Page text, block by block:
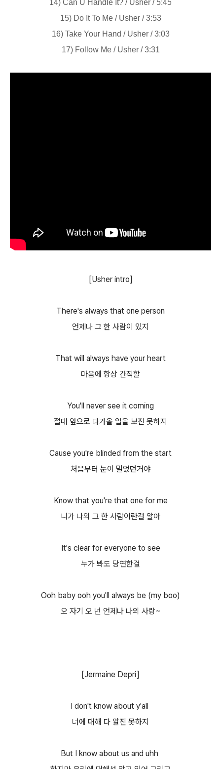
14) Can U Handle It? / Usher / 5:45
15) Do It To Me / Usher / 3:53
16) Take Your Hand / Usher / 3:03
17) Follow Me / Usher / 3:31
[Usher intro]
There's always that one person
언제나 그 한 사람이 있지
That will always have your heart
마음에 항상 간직할
You'll never see it coming
절대 앞으로 다가올 일을 보진 못하지
Cause you're blinded from the start
처음부터 눈이 멀었던거야
Know that you're that one for me
니가 나의 그 한 사람이란걸 알아
It's clear for everyone to see
누가 봐도 당연한걸
Ooh baby ooh you'll always be (my boo)
오 자기 오 넌 언제나 나의 사랑~
[Jermaine Depri]
I don't know about y'all
너에 대해 다 알진 못하지
But I know about us and uhh